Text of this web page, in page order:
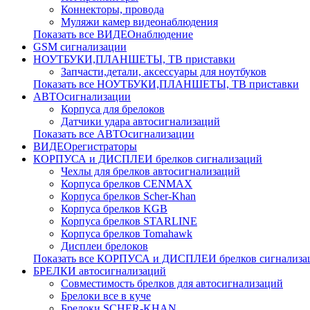
Коннекторы, провода
Муляжи камер видеонаблюдения
Показать все ВИДЕОнаблюдение
GSM сигнализации
НОУТБУКИ,ПЛАНШЕТЫ, ТВ приставки
Запчасти,детали, аксессуары для ноутбуков
Показать все НОУТБУКИ,ПЛАНШЕТЫ, ТВ приставки
АВТОсигнализации
Корпуса для брелоков
Датчики удара автосигнализаций
Показать все АВТОсигнализации
ВИДЕОрегистраторы
КОРПУСА и ДИСПЛЕИ брелков сигнализаций
Чехлы для брелков автосигнализаций
Корпуса брелков CENMAX
Корпуса брелков Scher-Khan
Корпуса брелков KGB
Корпуса брелков STARLINE
Корпуса брелков Tomahawk
Дисплеи брелоков
Показать все КОРПУСА и ДИСПЛЕИ брелков
БРЕЛКИ автосигнализаций
Совместимость брелков для автосигнализаций
Брелоки все в куче